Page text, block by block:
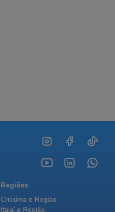
Regiões
Criciúma e Região
Itajaí e Região